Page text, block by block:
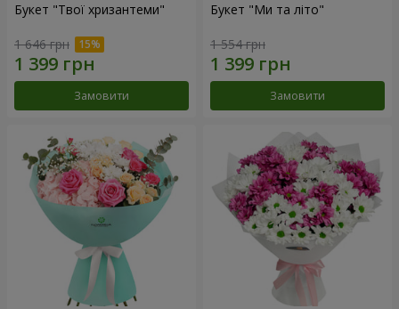
Букет "Твої хризантеми"
1 646 грн
Замовити
Букет "Ми та літо"
1 554 грн
Замовити